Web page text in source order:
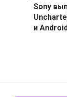
Sony
и